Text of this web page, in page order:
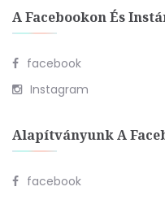
A Facebookon És
facebook
Instagram
Alapítványunk A
facebook